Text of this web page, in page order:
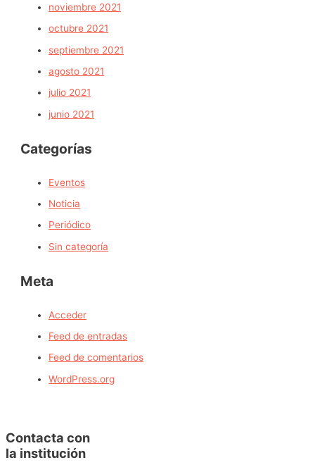
noviembre 2021
octubre 2021
septiembre 2021
agosto 2021
julio 2021
junio 2021
Categorías
Eventos
Noticia
Periódico
Sin categoría
Meta
Acceder
Feed de entradas
Feed de comentarios
WordPress.org
Contacta con
la institución